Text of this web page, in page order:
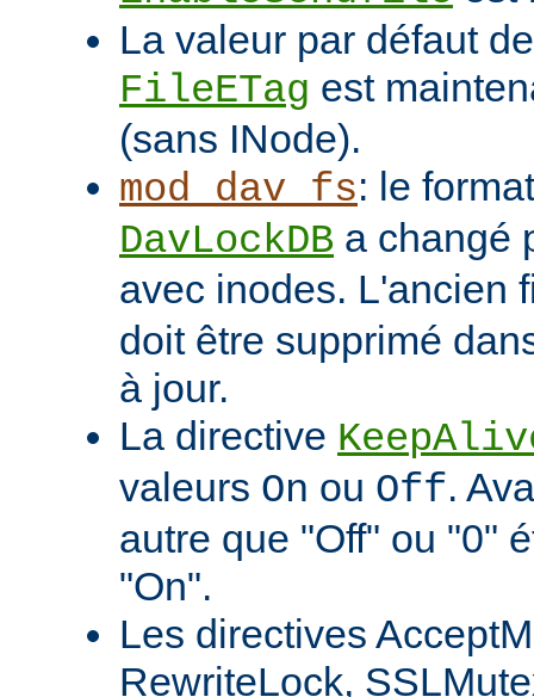
La valeur par défaut
FileETag est
(sans INode).
mod_dav_fs: le
DavLockDB a changé
avec inodes. L'ancien
doit être supprimé
à jour.
La directive
valeurs On ou Off.
autre que "Off" ou "0"
"On".
Les directives
RewriteLock,